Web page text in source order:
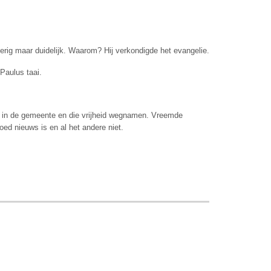
maar duidelijk. Waarom? Hij verkondigde het evangelie.
taai.
de gemeente en die vrijheid wegnamen. Vreemde
nieuws is en al het andere niet.